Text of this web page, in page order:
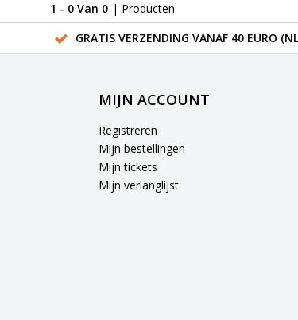
1 - 0 Van 0 | Producten
GRATIS VERZENDING VANAF 40 EURO
MIJN ACCOUNT
Registreren
Mijn bestellingen
Mijn tickets
Mijn verlanglijst